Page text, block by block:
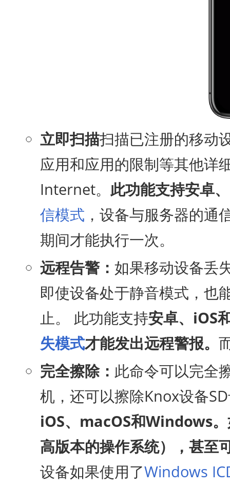
立即扫描扫描已注册的移动
应用和应用的限制等其他详
Internet。 此功能支持安卓
信模式 ，设备与服务器的
期间才能执行一次。
远程告警： 如果移动设备丢
即使设备处于静音模式，也
止。 此功能支持安卓、iOS
失模式才能发出远程警报。
完全擦除： 此命令可以完全
机，还可以擦除Knox设备
iOS、macOS和Windows
高版本的操作系统），甚至
设备如果使用了Windows